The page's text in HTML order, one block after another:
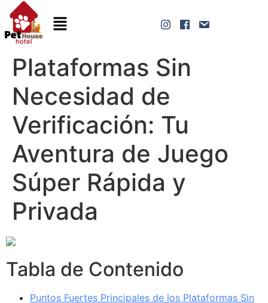
Plataformas Sin
Necesidad de
Verificación: Tu
Aventura de Juego
Súper Rápida y
Privada
Tabla de Contenido
Puntos Fuertes Principales de los Plataformas Sin